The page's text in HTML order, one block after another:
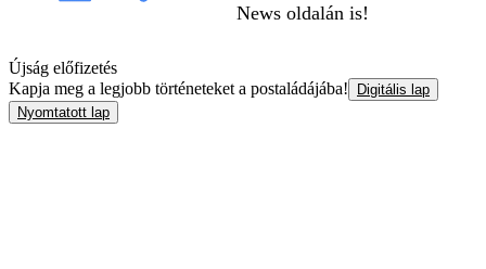
News oldalán is!
Újság előfizetés
Kapja meg a legjobb történeteket a postaládájába!
Digitális lap
Nyomtatott lap